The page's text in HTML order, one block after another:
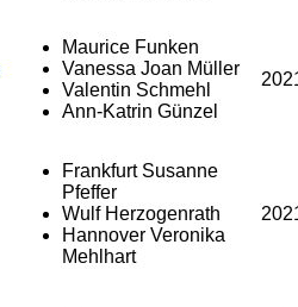
Maurice Funken
Vanessa Joan Müller
Valentin Schmehl
Ann-Katrin Günzel
Frankfurt Susanne
Pfeffer
Wulf Herzogenrath
Hannover Veronika
Mehlhart